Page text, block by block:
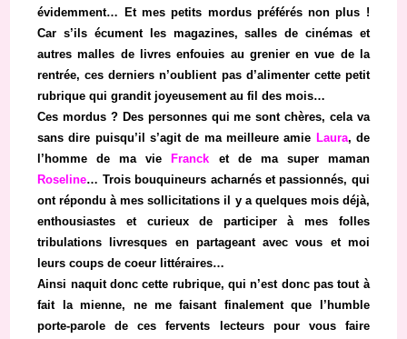
évidemment… Et mes petits mordus préférés non plus !
Car s’ils écument les magazines, salles de cinémas et
autres malles de livres enfouies au grenier en vue de la
rentrée, ces derniers n’oublient pas d’alimenter cette petit
rubrique qui grandit joyeusement au fil des mois…
Ces mordus ? Des personnes qui me sont chères, cela va
sans dire puisqu’il s’agit de ma meilleure amie Laura, de
l’homme de ma vie
Franck et de ma super maman
Roseline… Trois bouquineurs acharnés et passionnés, qui
ont répondu à mes sollicitations il y a quelques mois déjà,
enthousiastes et curieux de participer à mes folles
tribulations livresques en partageant avec vous et moi
leurs coups de coeur littéraires…
Ainsi naquit donc cette rubrique, qui n’est donc pas tout à
fait la mienne, ne me faisant finalement que l’humble
porte-parole de ces fervents lecteurs pour vous faire